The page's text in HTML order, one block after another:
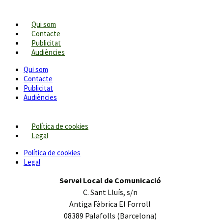
Qui som
Contacte
Publicitat
Audiències
Qui som
Contacte
Publicitat
Audiències
Política de cookies
Legal
Política de cookies
Legal
Servei Local de Comunicació
C. Sant Lluís, s/n
Antiga Fàbrica El Forroll
08389 Palafolls (Barcelona)